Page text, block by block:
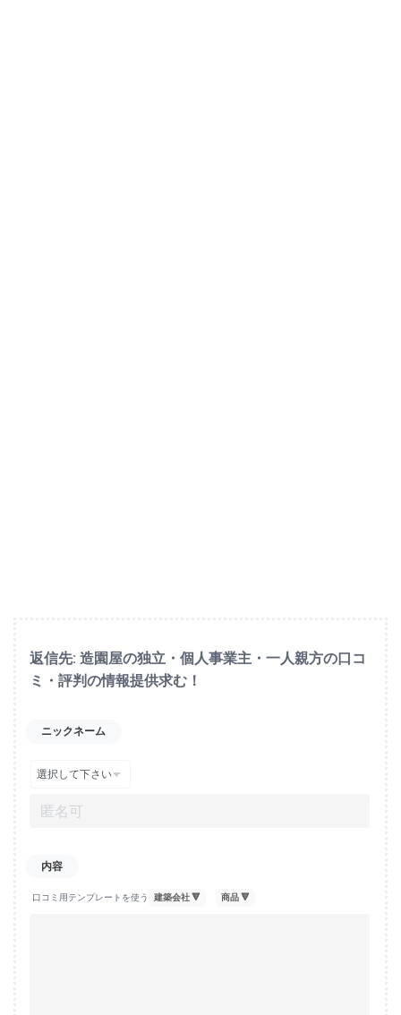
返信先: 造園屋の独立・個人事業主・一人親方の口コ
ミ・評判の情報提供求む！
ニックネーム
口コミ用テンプレートを使う